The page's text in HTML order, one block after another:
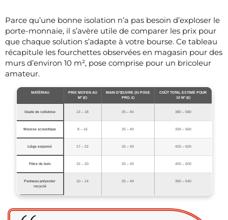
Parce qu’une bonne isolation n’a pas besoin d’exploser le
porte-monnaie, il s’avère utile de comparer les prix pour
que chaque solution s’adapte à votre bourse. Ce tableau
récapitule les fourchettes observées en magasin pour des
murs d’environ 10 m², pose comprise pour un bricoleur
amateur.
MATÉRIAU
PRIX MOYEN AU
M² (€)
MAIN D’ŒUVRE (SI POSE
PRO, €)
COÛT TOTAL ESTIMÉ POUR
10 M² (€)
Ouate de cellulose 13 – 18 25 – 40 380 – 580
Mousse acoustique 8 – 16 25 – 40 330 – 560
Liège expansé 17 – 22 25 – 40 420 – 620
Fibre de bois 15 – 20 25 – 40 400 – 600
Panneau polyester
recyclé
10 – 14 25 – 40 350 – 540